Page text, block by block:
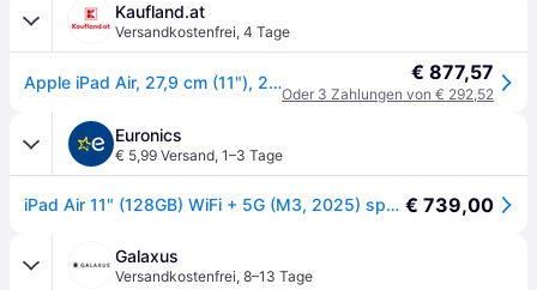
Kaufland.at
Versandkostenfrei, 4 Tage
Apple iPad Air, 27,9 cm (11"), 2360 x 1640 Pixel, 128 GB, 8 GB, iPadOS 18, Grau € 877,57
Oder 3 Zahlungen von € 292,52
Euronics
€ 5,99 Versand, 1–3 Tage
iPad Air 11" (128GB) WiFi + 5G (M3, 2025) space grau € 739,00
Galaxus
Versandkostenfrei, 8–13 Tage